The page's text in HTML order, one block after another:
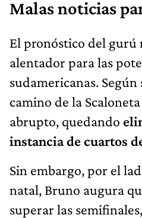
Malas noticias
El pronóstico del gurú
alentador para las
sudamericanas. Según
camino de la
abrupto, quedando
instancia de cuartos
Sin embargo, por el
natal, Bruno augura
superar las